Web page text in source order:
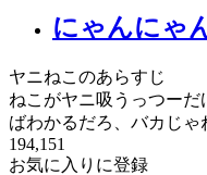
にゃんにゃ
ヤニねこのあらすじ
ねこがヤニ吸うっつー
ばわかるだろ、バカじゃ
194,151
お気に入りに登録